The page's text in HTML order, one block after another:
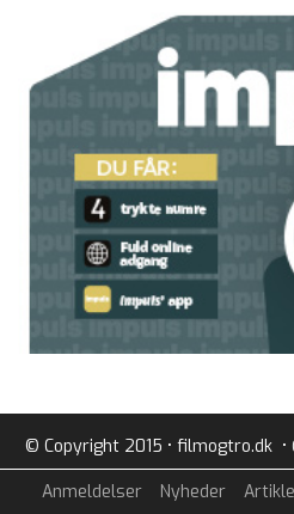
© Copyright 2015 • filmogtro.dk •
Anmeldelser Nyheder